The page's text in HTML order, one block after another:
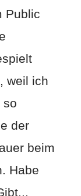
Public
weil ich
so
der
beim
Habe